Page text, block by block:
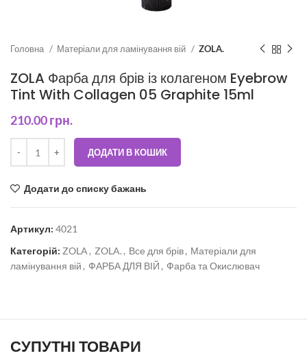
Головна Матеріали для ламінування вій ZOLA.
ZOLA Фарба для брів із колагеном Eyebrow
Tint With Collagen 05 Graphite 15ml
210.00грн.
ДОДАТИ В КОШИК
Додати до списку бажань
Артикул: 4021
Категорій: ZOLA , ZOLA. , Все для брів, Матеріали для
ламінування вій , ФАРБА ДЛЯ ВІЙ , Фарба та Окислювач
СУПУТНІ ТОВАРИ